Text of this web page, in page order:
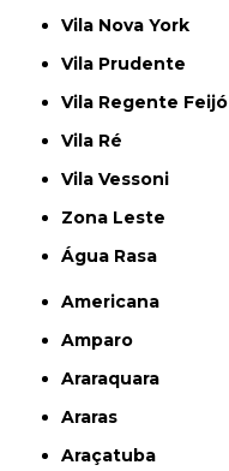
Vila Nova York
Vila Prudente
Vila Regente Feijó
Vila Ré
Vila Vessoni
Zona Leste
Água Rasa
Americana
Amparo
Araraquara
Araras
Araçatuba